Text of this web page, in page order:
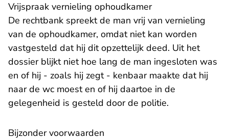
Vrijspraak vernieling ophoudkamer
De rechtbank spreekt de man vrij van vernieling
van de ophoudkamer, omdat niet kan worden
vastgesteld dat hij dit opzettelijk deed. Uit het
dossier blijkt niet hoe lang de man ingesloten was
en of hij - zoals hij zegt - kenbaar maakte dat hij
naar de wc moest en of hij daartoe in de
gelegenheid is gesteld door de politie.
Bijzonder voorwaarden